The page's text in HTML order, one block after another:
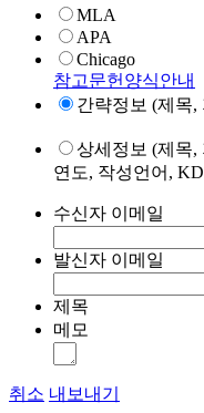
MLA
APA
Chicago
참고문헌양식안내
간략정보 (제목,
상세정보 (제목,
연도, 작성언어,
수신자 이메일
발신자 이메일
제목
메모
취소 내보내기